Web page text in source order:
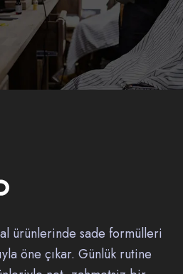
ürünlerinde sade formülleri
öne çıkar. Günlük rutine